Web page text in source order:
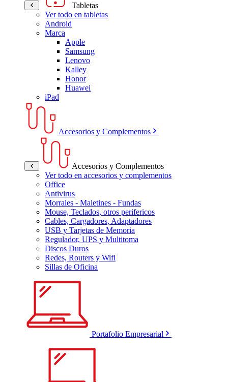
Tabletas
Ver todo en tabletas
Android
Marca
Apple
Samsung
Lenovo
Kalley
Honor
Huawei
iPad
Accesorios y Complementos
Accesorios y Complementos
Ver todo en accesorios y complementos
Office
Antivirus
Morrales - Maletines - Fundas
Mouse, Teclados, otros perifericos
Cables, Cargadores, Adaptadores
USB y Tarjetas de Memoria
Regulador, UPS y Multitoma
Discos Duros
Redes, Routers y Wifi
Sillas de Oficina
Portafolio Empresarial